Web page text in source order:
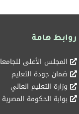
روابط هامة
المجلس الأعلى للجامعات
ضمان جودة التعليم
وزارة التعليم العالي
بوابة الحكومة المصرية